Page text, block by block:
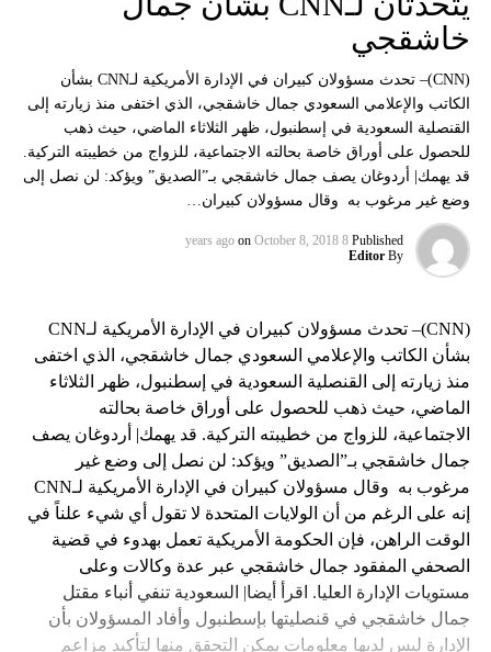
خاشقجي
(CNN)– تحدث مسؤولان كبيران في الإدارة الأمريكية لـCNN بشأن
الكاتب والإعلامي السعودي جمال خاشقجي، الذي اختفى منذ زيارته إلى
القنصلية السعودية في إسطنبول، ظهر الثلاثاء الماضي، حيث ذهب
للحصول على أوراق خاصة بحالته الاجتماعية، للزواج من خطيبته التركية.
قد يهمك| أردوغان يصف جمال خاشقجي بـ”الصديق” ويؤكد: لن نصل إلى
وضع غير مرغوب به وقال مسؤولان كبيران…
Published
8 years ago
on October 8, 2018
By
Editor
(CNN)– تحدث مسؤولان كبيران في الإدارة الأمريكية لـCNN
بشأن الكاتب والإعلامي السعودي جمال خاشقجي، الذي اختفى
منذ زيارته إلى القنصلية السعودية في إسطنبول، ظهر الثلاثاء
الماضي، حيث ذهب للحصول على أوراق خاصة بحالته
الاجتماعية، للزواج من خطيبته التركية. قد يهمك| أردوغان يصف
جمال خاشقجي بـ”الصديق” ويؤكد: لن نصل إلى وضع غير
مرغوب به وقال مسؤولان كبيران في الإدارة الأمريكية لـCNN
إنه على الرغم من أن الولايات المتحدة لا تقول أي شيء علناً في
الوقت الراهن، فإن الحكومة الأمريكية تعمل بهدوء في قضية
الصحفي المفقود جمال خاشقجي عبر عدة وكالات وعلى
مستويات الإدارة العليا. اقرأ أيضا| السعودية تنفي أنباء مقتل
جمال خاشقجي في قنصليتها بإسطنبول وأفاد المسؤولان بأن
الإدارة ليس لديها معلومات يمكن التحقق منها لتأكيد مزاعم